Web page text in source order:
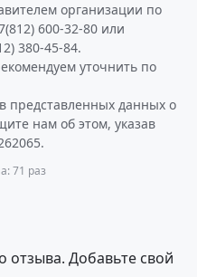
организации по
600-32-80 или
380-45-84.
уточнить по
представленных данных о
нам об этом, указав
71 раз
отзыва. Добавьте свой